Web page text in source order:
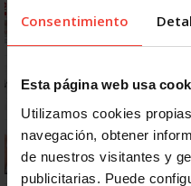
Consentimiento
Esta página web usa
Utilizamos cookies
navegación, obtener
de nuestros visitantes y
publicitarias. Puede
libre
Se actualizan las
anticipada por